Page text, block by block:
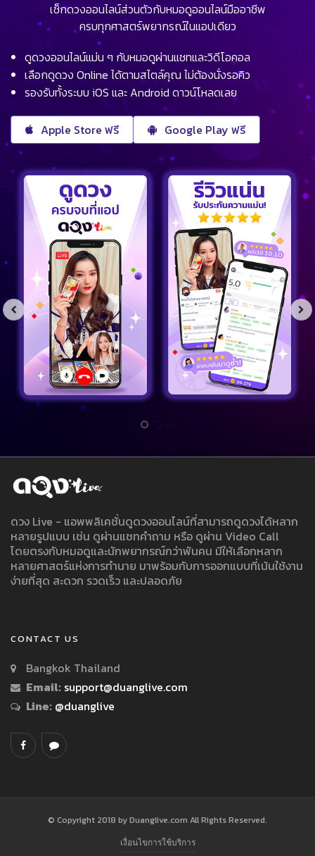
เช็กดวงออนไลน์ส่วนตัวกับหมอดูออนไลน์มืออาชีพ
ครบทุกศาสตร์พยากรณ์ในแอปเดียว
ดูดวงออนไลน์แม่น ๆ กับหมอดูผ่านแชทและวิดีโอคอล
เลือกดูดวง Online ได้ตามสไตล์คุณ ไม่ต้องนั่งรอคิว
รองรับทั้งระบบ iOS และ Android ดาวน์โหลดเลย
Apple Store ฟรี Google Play ฟรี
ดวง Live - แอพพลิเคชั่นดูดวงออนไลน์ที่สามารถดูดวงได้หลาก
หลายรูปแบบ เช่น ดูผ่านแชทคำถาม หรือ ดูผ่าน Video Call
โดยตรงกับหมอดูและนักพยากรณ์กว่าพันคน มีให้เลือกหลาก
หลายศาสตร์แห่งการทำนาย มาพร้อมกับการออกแบบที่เน้นใช้งาน
ง่ายที่สุด สะดวก รวดเร็ว และปลอดภัย
CONTACT US
Bangkok Thailand
Email: support@duanglive.com
Line: @duanglive
© Copyright 2018 by Duanglive.com All Rights Reserved.
เงื่อนไขการใช้บริการ